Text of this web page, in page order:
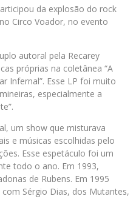
da explosão do rock
Circo Voador, no evento
autoral pela Recarey
próprias na coletânea “A
Infernal”. Esse LP foi muito
especialmente a
um show que misturava
e músicas escolhidas pelo
Esse espetáculo foi um
todo o ano. Em 1993,
de Rubens. Em 1995
Sérgio Dias, dos Mutantes,